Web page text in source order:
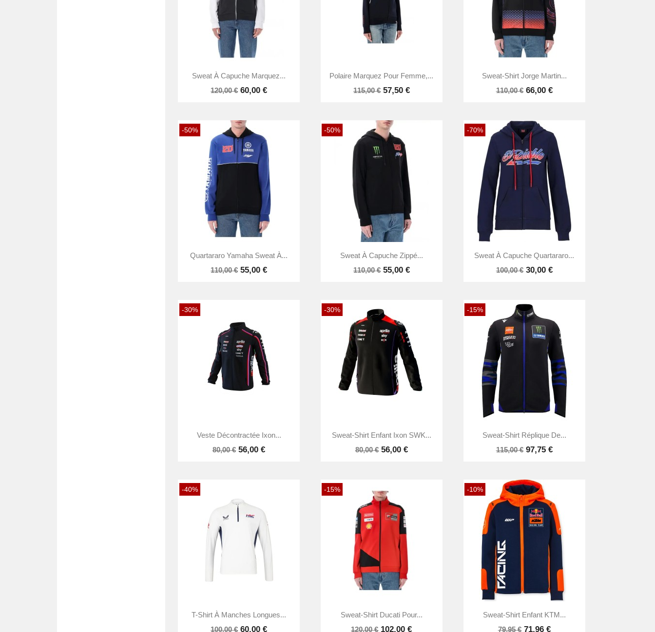
 Aperçu rapide
Sweat À Capuche Marquez...
120,00 € 60,00 €
Aperçu rapide
Polaire Marquez Pour Femme,...
115,00 € 57,50 €
Aperçu rapide
Sweat-Shirt Jorge Martin...
110,00 € 66,00 €
-50%
Aperçu rapide
Quartararo Yamaha Sweat À...
110,00 € 55,00 €
-50%
 Aperçu rapide
Sweat À Capuche Zippé...
110,00 € 55,00 €
-70%
Aperçu rapide
Sweat À Capuche Quartararo...
100,00 € 30,00 €
-30%
Aperçu rapide
Veste Décontractée Ixon...
80,00 € 56,00 €
-30%
Aperçu rapide
Sweat-Shirt Enfant Ixon SWK...
80,00 € 56,00 €
-15%
Aperçu rapide
Sweat-Shirt Réplique De...
115,00 € 97,75 €
-40%
 Aperçu rapide
T-Shirt À Manches Longues...
100,00 € 60,00 €
-15%
 Aperçu rapide
Sweat-Shirt Ducati Pour...
120,00 € 102,00 €
-10%
 Aperçu rapide
Sweat-Shirt Enfant KTM...
79,95 € 71,96 €